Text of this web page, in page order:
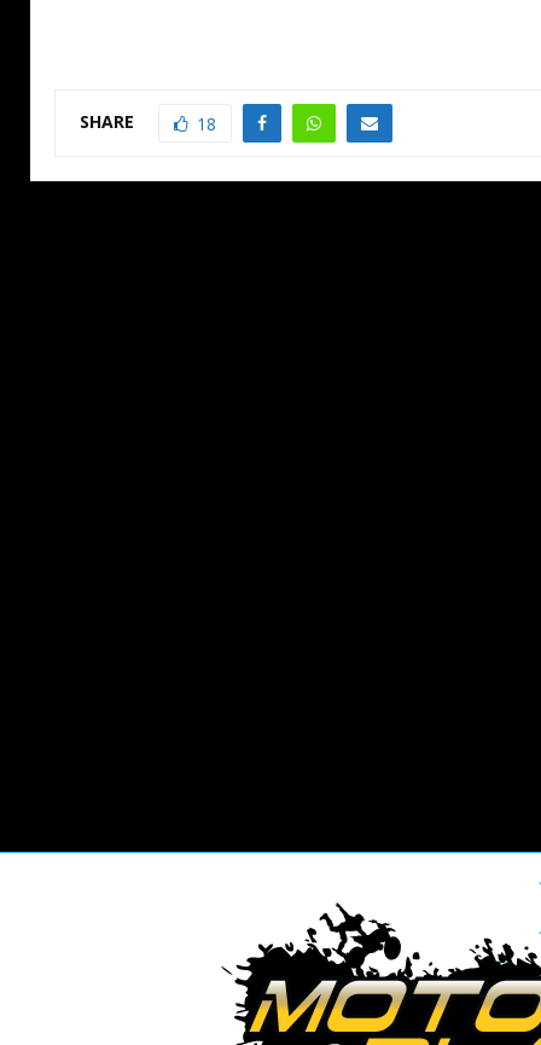
SHARE 18